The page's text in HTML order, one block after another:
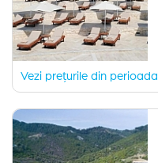
Vezi prețurile din